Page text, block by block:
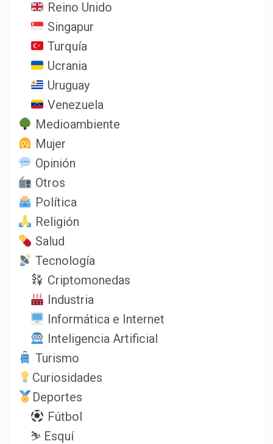
Reino Unido
Singapur
Turquía
Ucrania
Uruguay
Venezuela
Medioambiente
Mujer
Opinión
Otros
Política
Religión
Salud
Tecnología
Criptomonedas
Industria
Informática e Internet
Inteligencia Artificial
Turismo
Curiosidades
Deportes
Fútbol
⛷️ Esquí